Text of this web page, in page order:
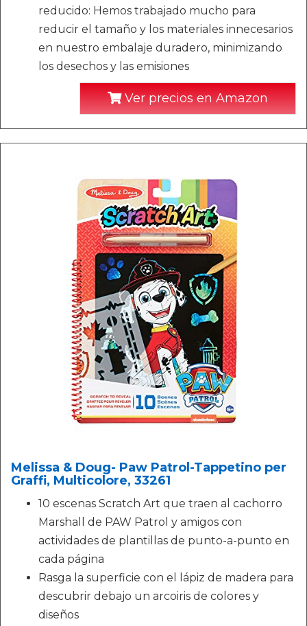
reducido: Hemos trabajado mucho para
reducir el tamaño y los materiales innecesarios
en nuestro embalaje duradero, minimizando
los desechos y las emisiones
Ver precios en Amazon
Melissa & Doug- Paw Patrol-Tappetino per
Graffi, Multicolore, 33261
10 escenas Scratch Art que traen al cachorro
Marshall de PAW Patrol y amigos con
actividades de plantillas de punto-a-punto en
cada página
Rasga la superficie con el lápiz de madera para
descubrir debajo un arcoiris de colores y
diseños